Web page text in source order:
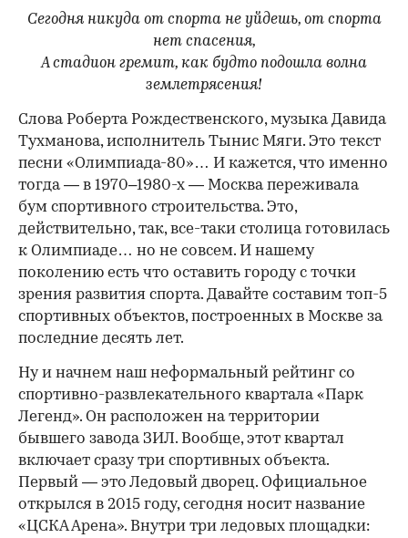
Сегодня никуда от спорта не уйдешь, от спорта
нет спасения,
А стадион гремит, как будто подошла волна
землетрясения!
Слова Роберта Рождественского, музыка Давида
Тухманова, исполнитель Тынис Мяги. Это текст
песни «Олимпиада-80»… И кажется, что именно
тогда — в 1970–1980-х — Москва переживала
бум спортивного строительства. Это,
действительно, так, все-таки столица готовилась
к Олимпиаде… но не совсем. И нашему
поколению есть что оставить городу с точки
зрения развития спорта. Давайте составим топ-5
спортивных объектов, построенных в Москве за
последние десять лет.
Ну и начнем наш неформальный рейтинг со
спортивно-развлекательного квартала «Парк
Легенд». Он расположен на территории
бывшего завода ЗИЛ. Вообще, этот квартал
включает сразу три спортивных объекта.
Первый — это Ледовый дворец. Официальное
открылся в 2015 году, сегодня носит название
«ЦСКА Арена». Внутри три ледовых площадки: